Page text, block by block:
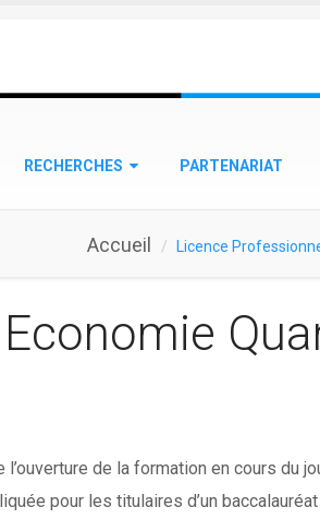
RECHERCHES PARTENARIAT
Accueil Licence
l’ouverture de la formation en cours du
pour les titulaires d’un baccalauréat